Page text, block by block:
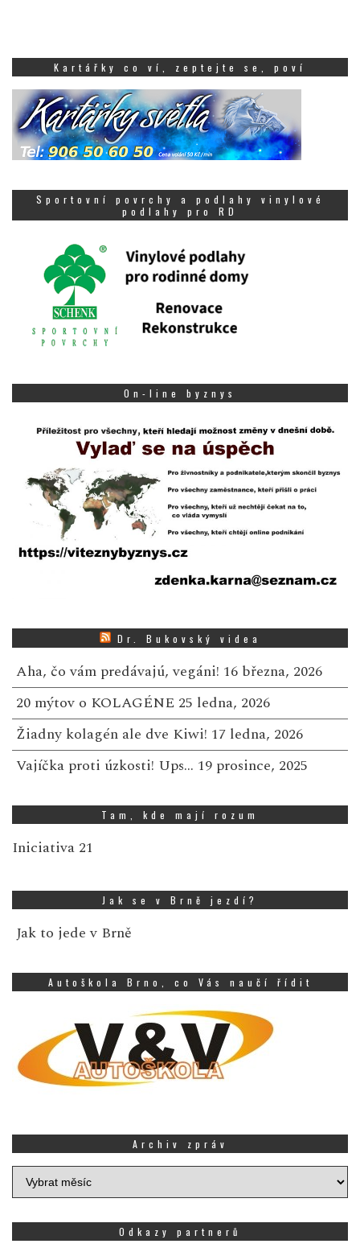
Kartářky co ví, zeptejte se, poví
Sportovní povrchy a podlahy vinylové
podlahy pro RD
On-line byznys
Dr. Bukovský videa
Aha, čo vám predávajú, vegáni! 16 března, 2026
20 mýtov o KOLAGÉNE 25 ledna, 2026
Žiadny kolagén ale dve Kiwi! 17 ledna, 2026
Vajíčka proti úzkosti! Ups… 19 prosince, 2025
Tam, kde mají rozum
Iniciativa 21
Jak se v Brně jezdí?
Jak to jede v Brně
Autoškola Brno, co Vás naučí řídit
Archiv zpráv
Archiv
zpráv
Odkazy partnerů